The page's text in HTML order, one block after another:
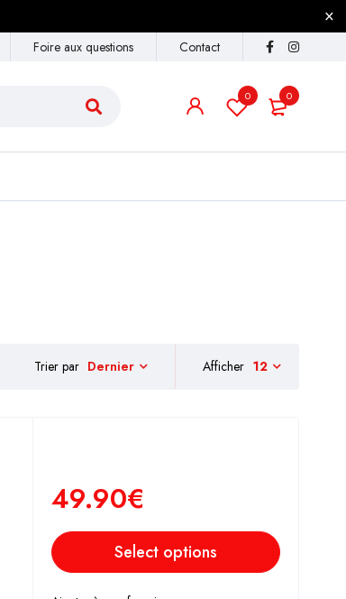
Foire aux questions Contact
0
0
Trier par Dernier Afficher 12
49.90€
Select options